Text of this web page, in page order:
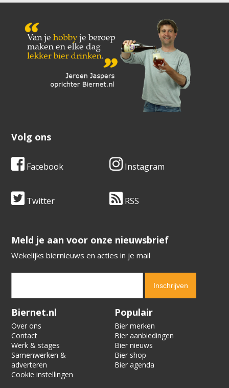
Volg ons
Facebook Instagram
Twitter RSS
​​​​​​​Meld je aan voor onze nieuwsbrief
Wekelijks biernieuws en acties in je mail
Verification code:
Biernet.nl
Over ons
Contact
Werk & stages
Samenwerken &
adverteren
Cookie instellingen
Populair
Bier merken
Bier aanbiedingen
Bier nieuws
Bier shop
Bier agenda